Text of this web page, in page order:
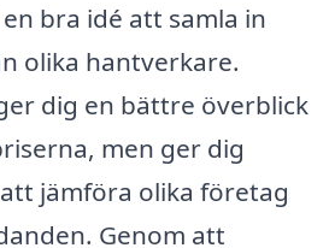
bra idé att samla in
olika hantverkare.
dig en bättre överblick
men ger dig
jämföra olika företag
Genom att